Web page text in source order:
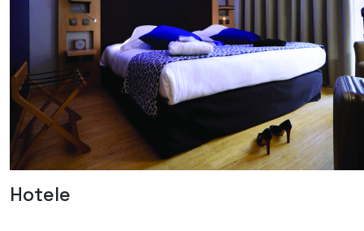
Hotele